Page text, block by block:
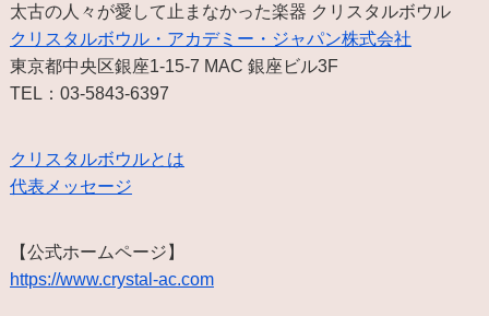
太古の人々が愛して止まなかった楽器 クリスタルボウル
クリスタルボウル・アカデミー・ジャパン株式会社
東京都中央区銀座1-15-7 MAC 銀座ビル3F
TEL：03-5843-6397
クリスタルボウルとは
代表メッセージ
【公式ホームページ】
https://www.crystal-ac.com